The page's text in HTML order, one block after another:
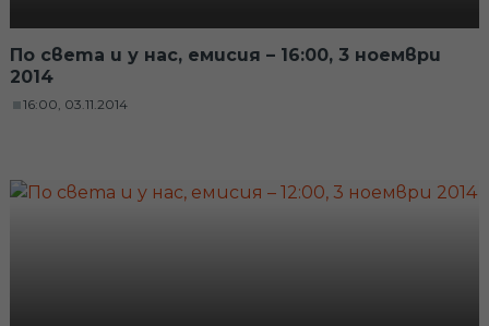
По света и у нас, емисия – 16:00, 3 ноември
2014
16:00, 03.11.2014